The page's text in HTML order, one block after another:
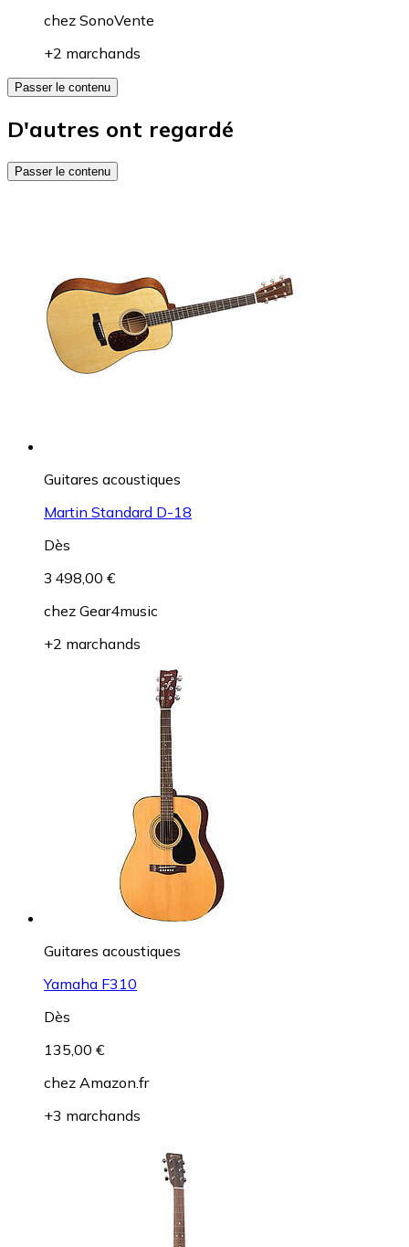
chez SonoVente
+2 marchands
Passer le contenu
D'autres ont regardé
Passer le contenu
Guitares acoustiques
Martin Standard D-18
Dès
3 498,00 €
chez Gear4music
+2 marchands
Guitares acoustiques
Yamaha F310
Dès
135,00 €
chez Amazon.fr
+3 marchands